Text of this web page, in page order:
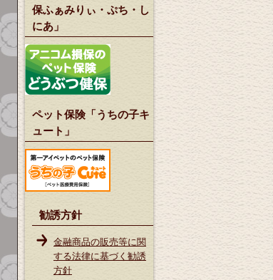
保ふぁみりぃ・ぷち・し
にあ」
ペット保険「うちの子キ
ュート」
勧誘方針
金融商品の販売等に関
する法律に基づく勧誘
方針